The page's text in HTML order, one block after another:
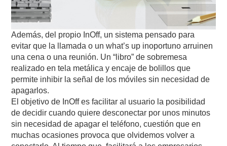
Además, del propio InOff, un sistema pensado para
evitar que la llamada o un what’s up inoportuno arruinen
una cena o una reunión. Un “libro” de sobremesa
realizado en tela metálica y encaje de bolillos que
permite inhibir la señal de los móviles sin necesidad de
apagarlos.
El objetivo de InOff es facilitar al usuario la posibilidad
de decidir cuando quiere desconectar por unos minutos
sin necesidad de apagar el teléfono, cuestión que en
muchas ocasiones provoca que olvidemos volver a